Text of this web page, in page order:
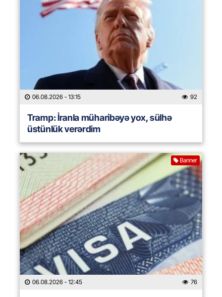
06.08.2026 - 13:15 92
Tramp: İranla müharibəyə yox, sülhə
üstünlük verərdim
Banner
06.08.2026 - 12:45 76